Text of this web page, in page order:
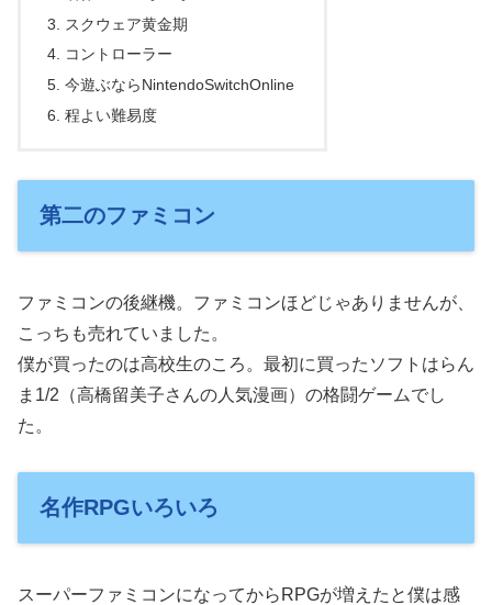
スクウェア黄金期
コントローラー
今遊ぶならNintendoSwitchOnline
程よい難易度
第二のファミコン
ファミコンの後継機。ファミコンほどじゃありませんが、
こっちも売れていました。
僕が買ったのは高校生のころ。最初に買ったソフトはらん
ま1/2（高橋留美子さんの人気漫画）の格闘ゲームでし
た。
名作RPGいろいろ
スーパーファミコンになってからRPGが増えたと僕は感